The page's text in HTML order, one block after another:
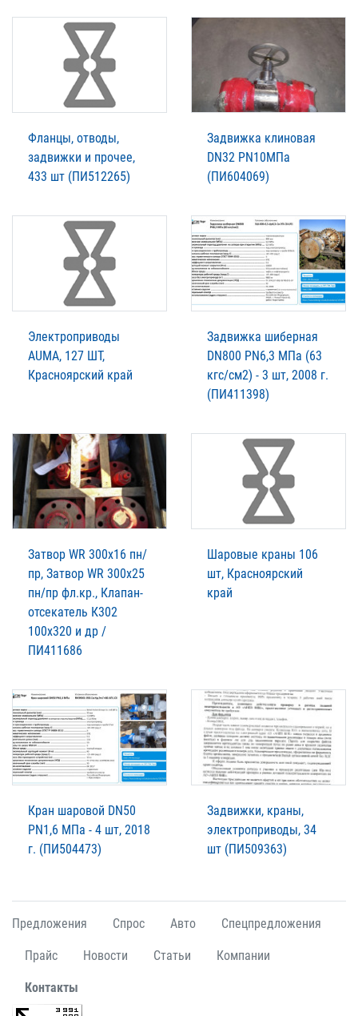
Фланцы, отводы,
задвижки и прочее,
433 шт (ПИ512265)
Задвижка клиновая
DN32 PN10МПа
(ПИ604069)
Электроприводы
AUMA, 127 ШТ,
Красноярский край
Задвижка шиберная
DN800 PN6,3 МПа (63
кгс/см2) - 3 шт, 2008 г.
(ПИ411398)
Затвор WR 300х16 пн/
пр, Затвор WR 300х25
пн/пр фл.кр., Клапан-
отсекатель К302
100х320 и др /
ПИ411686
Шаровые краны 106
шт, Красноярский
край
Кран шаровой DN50
PN1,6 МПа - 4 шт, 2018
г. (ПИ504473)
Задвижки, краны,
электроприводы, 34
шт (ПИ509363)
Предложения Спрос Авто Спецпредложения
Прайс Новости Статьи Компании
Контакты